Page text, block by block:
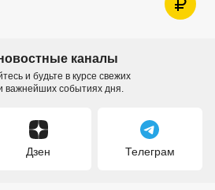
каналы
и будьте в курсе свежих
важнейших событиях дня.
Дзен Телеграм